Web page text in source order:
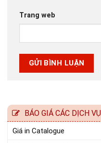
Trang web
BÁO GIÁ CÁC DỊCH
Giá in Catalogue